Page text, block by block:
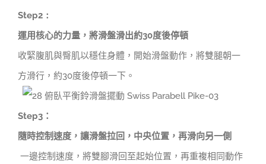
Step2：
運用核心的力量，將滑盤滑出約30度後停頓
收緊腹肌與臀肌以穩住身體，開始滑盤動作，將雙腿朝一
方滑行，約30度後停頓一下。
Step3 ：
隨時控制速度，讓滑盤拉回， 中央位置，再滑向另一側
一邊控制速度，將雙腳滑回至起始位置，再重複相同動作